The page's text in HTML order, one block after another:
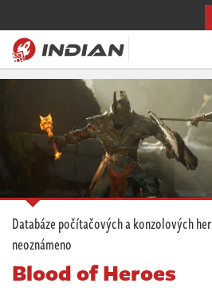
Recenze
Soutěže
Databáze
Komunita
Databáze počítačových a konzolových her
neoznámeno
Blood of Heroes